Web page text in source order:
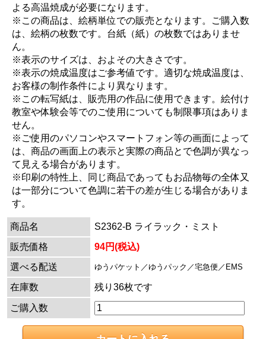
よる高温焼成が必要になります。
※この商品は、絵柄単位での販売となります。ご購入数
は、絵柄の枚数です。台紙（紙）の枚数ではありませ
ん。
※表示のサイズは、およその大きさです。
※表示の焼成温度はご参考値です。適切な焼成温度は、
お客様の制作条件により異なります。
※この転写紙は、販売用の作品に使用できます。絵付け
教室や体験会等でのご使用についても制限事項はありま
せん。
※ご使用のパソコンやスマートフォン等の画面によって
は、商品の画面上の表示と実際の商品とで色調が異なっ
て見える場合があります。
※印刷の特性上、同じ商品であってもお品物毎の全体又
は一部分について色調に若干の差が生じる場合がありま
す。
商品名
S2362-B ライラック・ミスト
販売価格
94円(税込)
選べる配送
ゆうパケット／ゆうパック／宅急便／EMS
在庫数 残り36枚です
ご購入数